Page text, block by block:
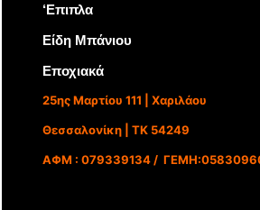
‘Επιπλα
Είδη Μπάνιου
Εποχιακά
25ης Μαρτίου 111 | Χαριλάου
Θεσσαλονίκη | ΤΚ 54249
ΑΦΜ : 079339134 /